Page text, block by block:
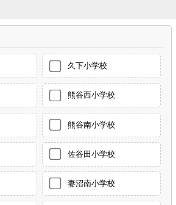
久下小学校
熊谷西小学校
熊谷南小学校
佐谷田小学校
妻沼南小学校